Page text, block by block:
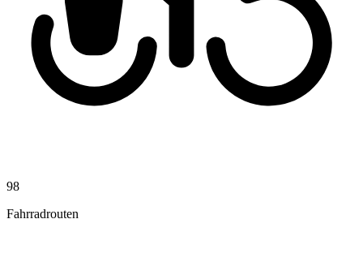
98
Fahrradrouten